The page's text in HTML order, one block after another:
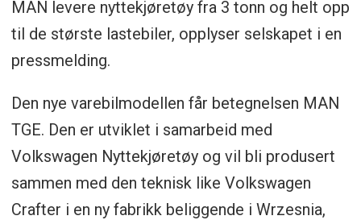
MAN levere nyttekjøretøy fra 3 tonn og helt opp
til de største lastebiler, opplyser selskapet i en
pressmelding.
Den nye varebilmodellen får betegnelsen MAN
TGE. Den er utviklet i samarbeid med
Volkswagen Nyttekjøretøy og vil bli produsert
sammen med den teknisk like Volkswagen
Crafter i en ny fabrikk beliggende i Wrzesnia,